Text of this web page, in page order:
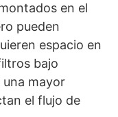
en el
pueden
espacio en
bajo
mayor
el flujo de